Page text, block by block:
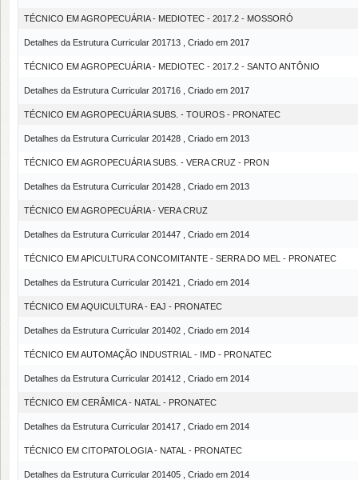
TÉCNICO EM AGROPECUÁRIA - MEDIOTEC - 2017.2 - MOSSORÓ
Detalhes da Estrutura Curricular 201713 , Criado em 2017
TÉCNICO EM AGROPECUÁRIA - MEDIOTEC - 2017.2 - SANTO ANTÔNIO
Detalhes da Estrutura Curricular 201716 , Criado em 2017
TÉCNICO EM AGROPECUÁRIA SUBS. - TOUROS - PRONATEC
Detalhes da Estrutura Curricular 201428 , Criado em 2013
TÉCNICO EM AGROPECUÁRIA SUBS. - VERA CRUZ - PRON
Detalhes da Estrutura Curricular 201428 , Criado em 2013
TÉCNICO EM AGROPECUÁRIA - VERA CRUZ
Detalhes da Estrutura Curricular 201447 , Criado em 2014
TÉCNICO EM APICULTURA CONCOMITANTE - SERRA DO MEL - PRONATEC
Detalhes da Estrutura Curricular 201421 , Criado em 2014
TÉCNICO EM AQUICULTURA - EAJ - PRONATEC
Detalhes da Estrutura Curricular 201402 , Criado em 2014
TÉCNICO EM AUTOMAÇÃO INDUSTRIAL - IMD - PRONATEC
Detalhes da Estrutura Curricular 201412 , Criado em 2014
TÉCNICO EM CERÂMICA - NATAL - PRONATEC
Detalhes da Estrutura Curricular 201417 , Criado em 2014
TÉCNICO EM CITOPATOLOGIA - NATAL - PRONATEC
Detalhes da Estrutura Curricular 201405 , Criado em 2014